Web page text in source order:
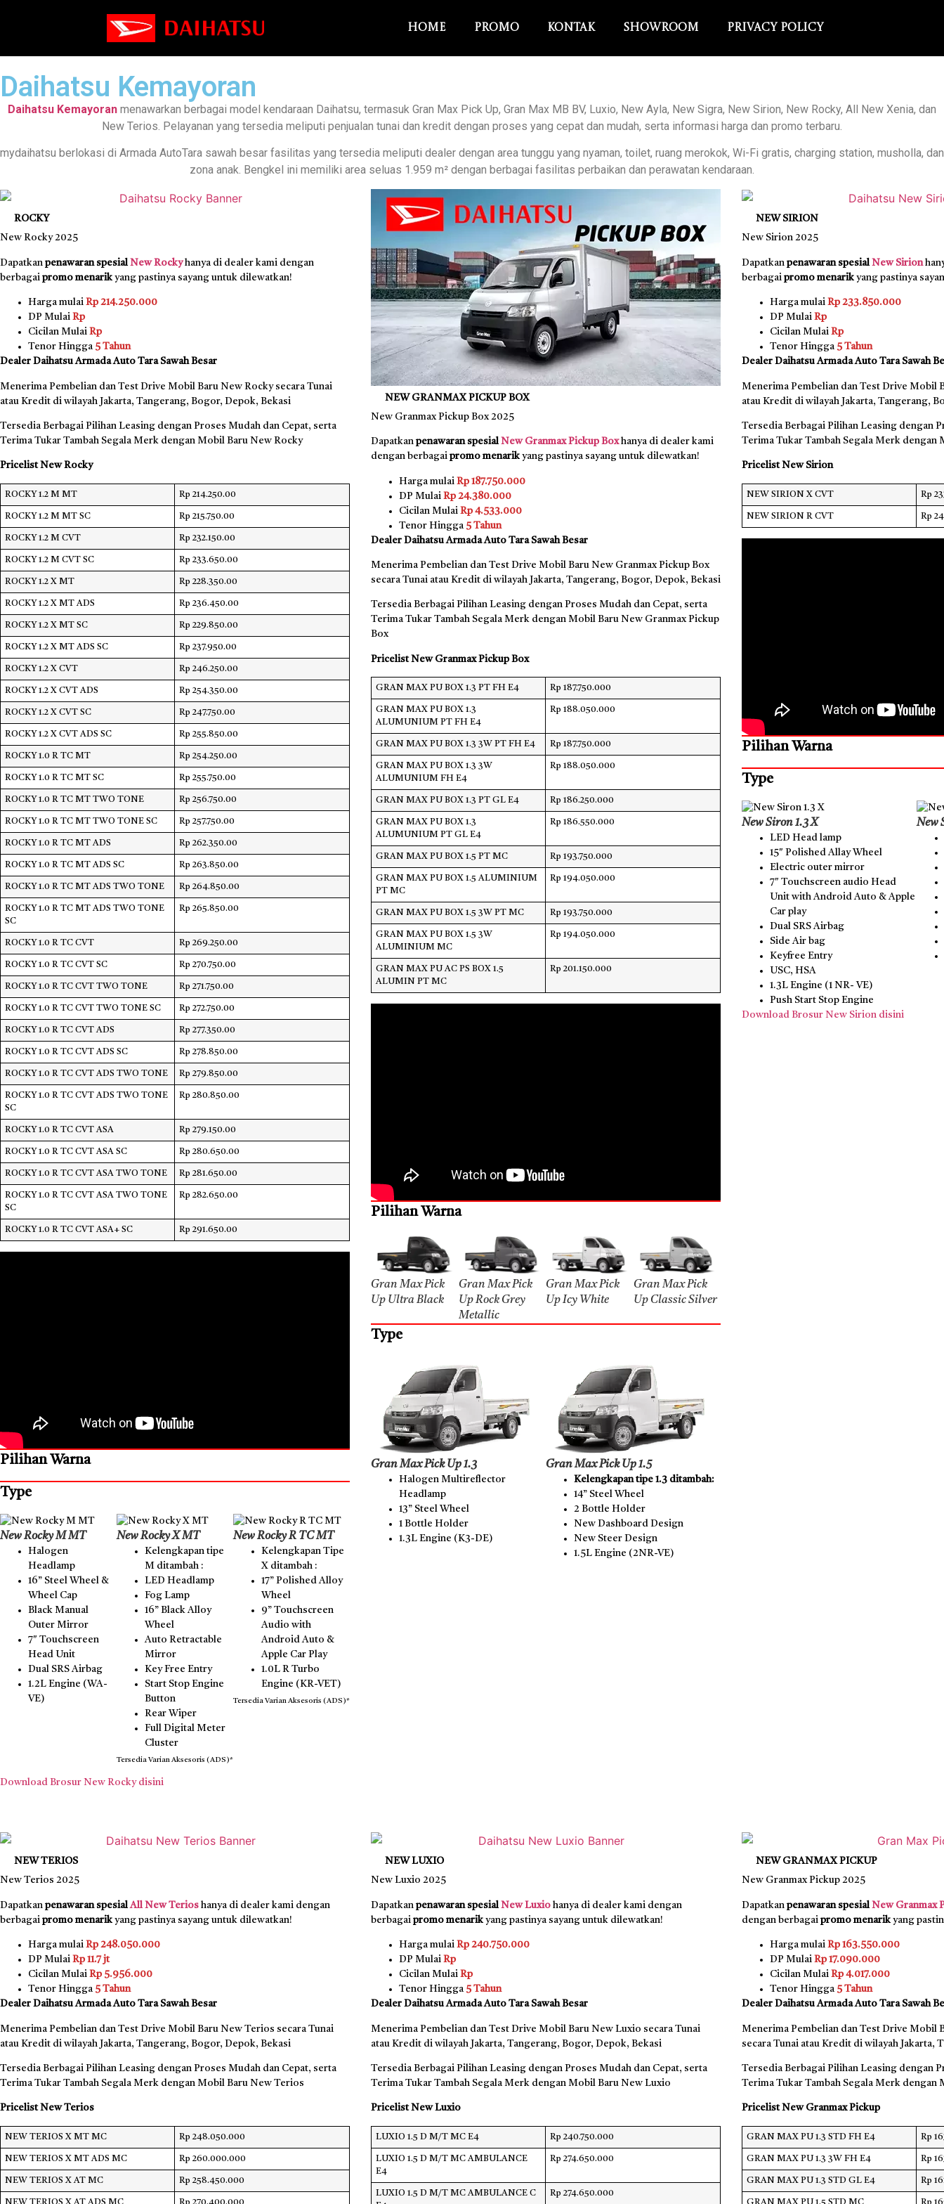
Home Promo Kontak Showroom Privacy Policy
Daihatsu Kemayoran
Daihatsu Kemayoran menawarkan berbagai model kendaraan Daihatsu, termasuk Gran Max Pick Up, Gran Max MB BV, Luxio, New Ayla, New Sigra, New Sirion, New Rocky, All New Xenia, dan
New Terios. Pelayanan yang tersedia meliputi penjualan tunai dan kredit dengan proses yang cepat dan mudah, serta informasi harga dan promo terbaru.
mydaihatsu berlokasi di Armada AutoTara sawah besar fasilitas yang tersedia meliputi dealer dengan area tunggu yang nyaman, toilet, ruang merokok, Wi-Fi gratis, charging station, musholla, dan
zona anak. Bengkel ini memiliki area seluas 1.959 m² dengan berbagai fasilitas perbaikan dan perawatan kendaraan.
ROCKY
New Rocky 2025
Dapatkan penawaran spesial New Rockyhanya di dealer kami dengan
berbagai promo menarik yang pastinya sayang untuk dilewatkan!
Harga mulai Rp 214.250.000
DP Mulai Rp
Cicilan Mulai Rp
Tenor Hingga 5 Tahun
Dealer Daihatsu Armada Auto Tara Sawah Besar
Menerima Pembelian dan Test Drive Mobil Baru New Rocky secara Tunai
atau Kredit di wilayah Jakarta, Tangerang, Bogor, Depok, Bekasi
Tersedia Berbagai Pilihan Leasing dengan Proses Mudah dan Cepat, serta
Terima Tukar Tambah Segala Merk dengan Mobil Baru New Rocky
Pricelist New Rocky
ROCKY 1.2 M MT Rp 214.250.00
ROCKY 1.2 M MT SC Rp 215.750.00
ROCKY 1.2 M CVT Rp 232.150.00
ROCKY 1.2 M CVT SC Rp 233.650.00
ROCKY 1.2 X MT Rp 228.350.00
ROCKY 1.2 X MT ADS Rp 236.450.00
ROCKY 1.2 X MT SC Rp 229.850.00
ROCKY 1.2 X MT ADS SC Rp 237.950.00
ROCKY 1.2 X CVT Rp 246.250.00
ROCKY 1.2 X CVT ADS Rp 254.350.00
ROCKY 1.2 X CVT SC Rp 247.750.00
ROCKY 1.2 X CVT ADS SC Rp 255.850.00
ROCKY 1.0 R TC MT Rp 254.250.00
ROCKY 1.0 R TC MT SC Rp 255.750.00
ROCKY 1.0 R TC MT TWO TONE Rp 256.750.00
ROCKY 1.0 R TC MT TWO TONE SC Rp 257.750.00
ROCKY 1.0 R TC MT ADS Rp 262.350.00
ROCKY 1.0 R TC MT ADS SC Rp 263.850.00
ROCKY 1.0 R TC MT ADS TWO TONE Rp 264.850.00
ROCKY 1.0 R TC MT ADS TWO TONE
SC
Rp 265.850.00
ROCKY 1.0 R TC CVT Rp 269.250.00
ROCKY 1.0 R TC CVT SC Rp 270.750.00
ROCKY 1.0 R TC CVT TWO TONE Rp 271.750.00
ROCKY 1.0 R TC CVT TWO TONE SC Rp 272.750.00
ROCKY 1.0 R TC CVT ADS Rp 277.350.00
ROCKY 1.0 R TC CVT ADS SC Rp 278.850.00
ROCKY 1.0 R TC CVT ADS TWO TONE Rp 279.850.00
ROCKY 1.0 R TC CVT ADS TWO TONE
SC
Rp 280.850.00
ROCKY 1.0 R TC CVT ASA Rp 279.150.00
ROCKY 1.0 R TC CVT ASA SC Rp 280.650.00
ROCKY 1.0 R TC CVT ASA TWO TONE Rp 281.650.00
ROCKY 1.0 R TC CVT ASA TWO TONE
SC
Rp 282.650.00
ROCKY 1.0 R TC CVT ASA+ SC Rp 291.650.00
Pilihan Warna
Type
New Rocky M MT
Halogen
Headlamp
16” Steel Wheel &
Wheel Cap
Black Manual
Outer Mirror
7″ Touchscreen
Head Unit
Dual SRS Airbag
1.2L Engine (WA-
VE)
New Rocky X MT
Kelengkapan tipe
M ditambah :
LED Headlamp
Fog Lamp
16” Black Alloy
Wheel
Auto Retractable
Mirror
Key Free Entry
Start Stop Engine
Button
Rear Wiper
Full Digital Meter
Cluster
Tersedia Varian Aksesoris (ADS)*
New Rocky R TC MT
Kelengkapan Tipe
X ditambah :
17” Polished Alloy
Wheel
9” Touchscreen
Audio with
Android Auto &
Apple Car Play
1.0L R Turbo
Engine (KR-VET)
Tersedia Varian Aksesoris (ADS)*
Download Brosur New Rocky disini
NEW GRANMAX PICKUP BOX
New Granmax Pickup Box 2025
Dapatkan penawaran spesial New Granmax Pickup Boxhanya di dealer kami
dengan berbagai promo menarik yang pastinya sayang untuk dilewatkan!
Harga mulai Rp 187.750.000
DP Mulai Rp 24.380.000
Cicilan Mulai Rp 4.533.000
Tenor Hingga 5 Tahun
Dealer Daihatsu Armada Auto Tara Sawah Besar
Menerima Pembelian dan Test Drive Mobil Baru New Granmax Pickup Box
secara Tunai atau Kredit di wilayah Jakarta, Tangerang, Bogor, Depok, Bekasi
Tersedia Berbagai Pilihan Leasing dengan Proses Mudah dan Cepat, serta
Terima Tukar Tambah Segala Merk dengan Mobil Baru New Granmax Pickup
Box
Pricelist New Granmax Pickup Box
GRAN MAX PU BOX 1.3 PT FH E4 Rp 187.750.000
GRAN MAX PU BOX 1.3
ALUMUNIUM PT FH E4
Rp 188.050.000
GRAN MAX PU BOX 1.3 3W PT FH E4 Rp 187.750.000
GRAN MAX PU BOX 1.3 3W
ALUMUNIUM FH E4
Rp 188.050.000
GRAN MAX PU BOX 1.3 PT GL E4 Rp 186.250.000
GRAN MAX PU BOX 1.3
ALUMUNIUM PT GL E4
Rp 186.550.000
GRAN MAX PU BOX 1.5 PT MC Rp 193.750.000
GRAN MAX PU BOX 1.5 ALUMINIUM
PT MC
Rp 194.050.000
GRAN MAX PU BOX 1.5 3W PT MC Rp 193.750.000
GRAN MAX PU BOX 1.5 3W
ALUMINIUM MC
Rp 194.050.000
GRAN MAX PU AC PS BOX 1.5
ALUMIN PT MC
Rp 201.150.000
Pilihan Warna
Gran Max Pick
Up Ultra Black
Gran Max Pick
Up Rock Grey
Metallic
Gran Max Pick
Up Icy White
Gran Max Pick
Up Classic Silver
Type
Gran Max Pick Up 1.3
Halogen Multireflector
Headlamp
13” Steel Wheel
1 Bottle Holder
1.3L Engine (K3-DE)
Gran Max Pick Up 1.5
Kelengkapan tipe 1.3 ditambah:
14” Steel Wheel
2 Bottle Holder
New Dashboard Design
New Steer Design
1.5L Engine (2NR-VE)
NEW SIRION
New Sirion 2025
Dapatkan penawaran spesial New Sirion
berbagai promo menarik yang pastinya
Harga mulai Rp 233.850.000
DP Mulai Rp
Cicilan Mulai Rp
Tenor Hingga 5 Tahun
Dealer Daihatsu Armada Auto Tara Sawah
Menerima Pembelian dan Test Drive Mobil
atau Kredit di wilayah Jakarta, Tangerang,
Tersedia Berbagai Pilihan Leasing dengan
Terima Tukar Tambah Segala Merk dengan
Pricelist New Sirion
NEW SIRION X CVT Rp
NEW SIRION R CVT Rp
Pilihan Warna
Type
New Siron 1.3 X
LED Head lamp
15″ Polished Allay Wheel
Electric outer mirror
7″ Touchscreen audio Head
Unit with Android Auto & Apple
Car play
Dual SRS Airbag
Side Air bag
Keyfree Entry
USC, HSA
1.3L Engine (1 NR- VE)
Push Start Stop Engine
New
Download Brosur New Sirion disini
NEW TERIOS
New Terios 2025
Dapatkan penawaran spesial All New Terios hanya di dealer kami dengan
berbagai promo menarik yang pastinya sayang untuk dilewatkan!
Harga mulai Rp 248.050.000
DP Mulai Rp 11.7 jt
Cicilan Mulai Rp 5.956.000
Tenor Hingga 5 Tahun
Dealer Daihatsu Armada Auto Tara Sawah Besar
Menerima Pembelian dan Test Drive Mobil Baru New Terios secara Tunai
atau Kredit di wilayah Jakarta, Tangerang, Bogor, Depok, Bekasi
Tersedia Berbagai Pilihan Leasing dengan Proses Mudah dan Cepat, serta
Terima Tukar Tambah Segala Merk dengan Mobil Baru New Terios
Pricelist New Terios
NEW TERIOS X MT MC Rp 248.050.000
NEW TERIOS X MT ADS MC Rp 260.000.000
NEW TERIOS X AT MC Rp 258.450.000
NEW TERIOS X AT ADS MC Rp 270.400.000
NEW LUXIO
New Luxio 2025
Dapatkan penawaran spesial New Luxio hanya di dealer kami dengan
berbagai promo menarik yang pastinya sayang untuk dilewatkan!
Harga mulai Rp 240.750.000
DP Mulai Rp
Cicilan Mulai Rp
Tenor Hingga 5 Tahun
Dealer Daihatsu Armada Auto Tara Sawah Besar
Menerima Pembelian dan Test Drive Mobil Baru New Luxio secara Tunai
atau Kredit di wilayah Jakarta, Tangerang, Bogor, Depok, Bekasi
Tersedia Berbagai Pilihan Leasing dengan Proses Mudah dan Cepat, serta
Terima Tukar Tambah Segala Merk dengan Mobil Baru New Luxio
Pricelist New Luxio
LUXIO 1.5 D M/T MC E4 Rp 240.750.000
LUXIO 1.5 D M/T MC AMBULANCE
E4
Rp 274.650.000
LUXIO 1.5 D M/T MC AMBULANCE C
Rp 274.650.000
NEW GRANMAX PICKUP
New Granmax Pickup 2025
Dapatkan penawaran spesial New Granmax
dengan berbagai promo menarik yang
Harga mulai Rp 163.550.000
DP Mulai Rp 17.090.000
Cicilan Mulai Rp 4.017.000
Tenor Hingga 5 Tahun
Dealer Daihatsu Armada Auto Tara Sawah
Menerima Pembelian dan Test Drive Mobil
secara Tunai atau Kredit di wilayah Jakarta,
Tersedia Berbagai Pilihan Leasing dengan
Terima Tukar Tambah Segala Merk dengan
Pricelist New Granmax Pickup
GRAN MAX PU 1.3 STD FH E4 Rp
GRAN MAX PU 1.3 3W FH E4 Rp
GRAN MAX PU 1.3 STD GL E4 Rp
GRAN MAX PU 1.5 STD MC Rp